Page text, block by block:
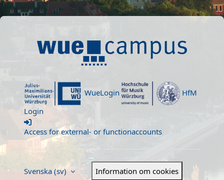
Gå direkt till huvudinnehåll
Welcome to WueCampus
WueLogin
HfM
Login
Access for external- or functionaccounts
Svenska ‎(sv)‎ Information om cookies